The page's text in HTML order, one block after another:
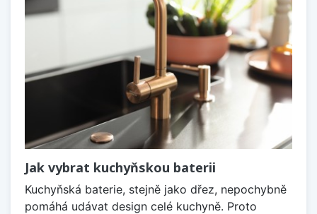
Jak vybrat kuchyňskou baterii
Kuchyňská baterie, stejně jako dřez, nepochybně
pomáhá udávat design celé kuchyně. Proto